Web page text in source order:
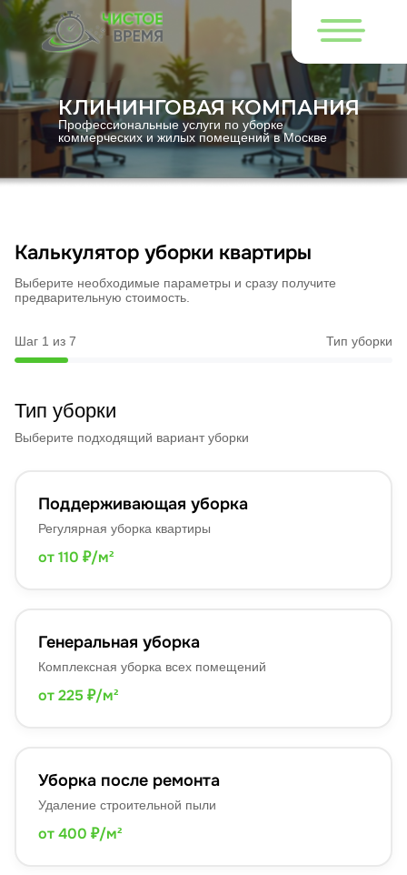
Профессиональные услуги по уборке
коммерческих и жилых помещений в Москве
КЛИНИНГОВАЯ КОМПАНИЯ
Калькулятор уборки квартиры
Выберите необходимые параметры и сразу получите
предварительную стоимость.
Шаг 1 из 7 Тип уборки
Тип уборки
Выберите подходящий вариант уборки
Поддерживающая уборка
Регулярная уборка квартиры
от 110 ₽/м²
Генеральная уборка
Комплексная уборка всех помещений
от 225 ₽/м²
Уборка после ремонта
Удаление строительной пыли
от 400 ₽/м²